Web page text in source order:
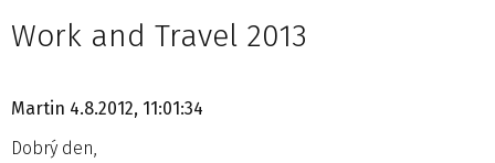
Work and Travel 2013
Martin 4.8.2012, 11:01:34
Dobrý den,